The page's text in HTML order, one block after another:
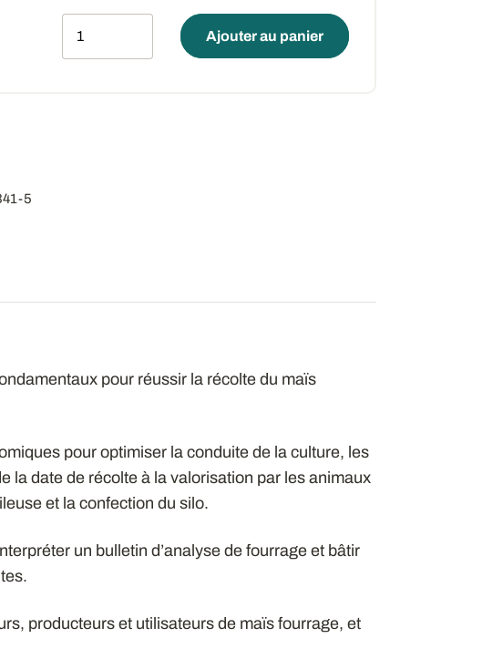
Ajouter au panier
5
pour réussir la récolte du maïs
pour optimiser la conduite de la culture, les
la date de récolte à la valorisation par les animaux
et la confection du silo.
un bulletin d’analyse de fourrage et bâtir
producteurs et utilisateurs de maïs fourrage, et